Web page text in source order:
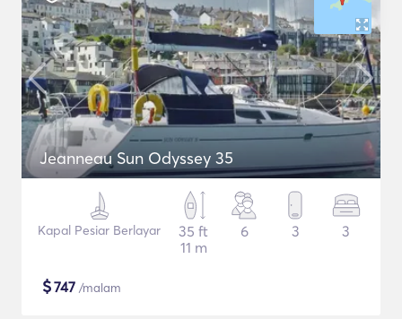
Jeanneau Sun Odyssey 35
Kapal Pesiar Berlayar
35 ft
11 m
6 3 3
$747 /malam